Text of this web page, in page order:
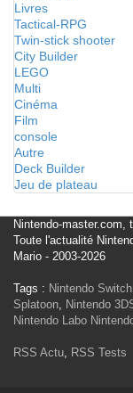
Livres
Tactical-RPG
Twin-stick shooter
City Builder
LEGO
Multi
Cinéma
Film
console
Autre
Deck Builder
Jeu de plateau
Nintendo-master.com,
Toute l'actualité
Mario - 2003-2026
Tags : Nintendo Switch
Splatoon, Nintendo
Nintendo Labo
RSS Actu, RSS Tests